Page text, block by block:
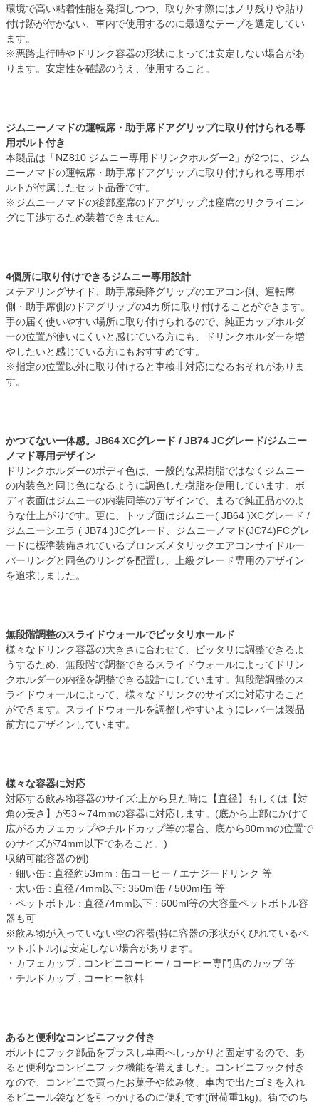
環境で高い粘着性能を発揮しつつ、取り外す際にはノリ残りや貼り
付け跡が付かない、車内で使用するのに最適なテープを選定してい
ます。
※悪路走行時やドリンク容器の形状によっては安定しない場合があ
ります。安定性を確認のうえ、使用すること。
ジムニーノマドの運転席・助手席ドアグリップに取り付けられる専
用ボルト付き
本製品は「NZ810 ジムニー専用ドリンクホルダー2」が2つに、ジム
ニーノマドの運転席・助手席ドアグリップに取り付けられる専用ボ
ルトが付属したセット品番です。
※ジムニーノマドの後部座席のドアグリップは座席のリクライニン
グに干渉するため装着できません。
4個所に取り付けできるジムニー専用設計
ステアリングサイド、助手席乗降グリップのエアコン側、運転席
側・助手席側のドアグリップの4カ所に取り付けることができます。
手の届く使いやすい場所に取り付けられるので、純正カップホルダ
ーの位置が使いにくいと感じている方にも、ドリンクホルダーを増
やしたいと感じている方にもおすすめです。
※指定の位置以外に取り付けると車検非対応になるおそれがありま
す。
かつてない一体感。JB64 XCグレード / JB74 JCグレード/ジムニー
ノマド専用デザイン
ドリンクホルダーのボディ色は、一般的な黒樹脂ではなくジムニー
の内装色と同じ色になるように調色した樹脂を使用しています。ボ
ディ表面はジムニーの内装同等のデザインで、まるで純正品かのよ
うな仕上がりです。更に、トップ面はジムニー( JB64 )XCグレード /
ジムニーシエラ ( JB74 )JCグレード、ジムニーノマド(JC74)FCグレ
ードに標準装備されているブロンズメタリックエアコンサイドルー
バーリングと同色のリングを配置し、上級グレード専用のデザイン
を追求しました。
無段階調整のスライドウォールでピッタリホールド
様々なドリンク容器の大きさに合わせて、ピッタリに調整できるよ
うするため、無段階で調整できるスライドウォールによってドリン
クホルダーの内径を調整できる設計にしています。無段階調整のス
ライドウォールによって、様々なドリンクのサイズに対応すること
ができます。スライドウォールを調整しやすいようにレバーは製品
前方にデザインしています。
様々な容器に対応
対応する飲み物容器のサイズ:上から見た時に【直径】もしくは【対
角の長さ】が53～74mmの容器に対応します。(底から上部にかけて
広がるカフェカップやチルドカップ等の場合、底から80mmの位置で
のサイズが74mm以下であること。)
収納可能容器の例)
・細い缶 : 直径約53mm : 缶コーヒー / エナジードリンク 等
・太い缶 : 直径74mm以下: 350ml缶 / 500ml缶 等
・ペットボトル : 直径74mm以下 : 600ml等の大容量ペットボトル容
器も可
※飲み物が入っていない空の容器(特に容器の形状がくびれているペ
ットボトル)は安定しない場合があります。
・カフェカップ : コンビニコーヒー / コーヒー専門店のカップ 等
・チルドカップ : コーヒー飲料
あると便利なコンビニフック付き
ボルトにフック部品をプラスし車両へしっかりと固定するので、あ
ると便利なコンビニフック機能を備えました。コンビニフック付き
なので、コンビニで買ったお菓子や飲み物、車内で出たゴミを入れ
るビニール袋などを引っかけるのに便利です(耐荷重1kg)。街でのち